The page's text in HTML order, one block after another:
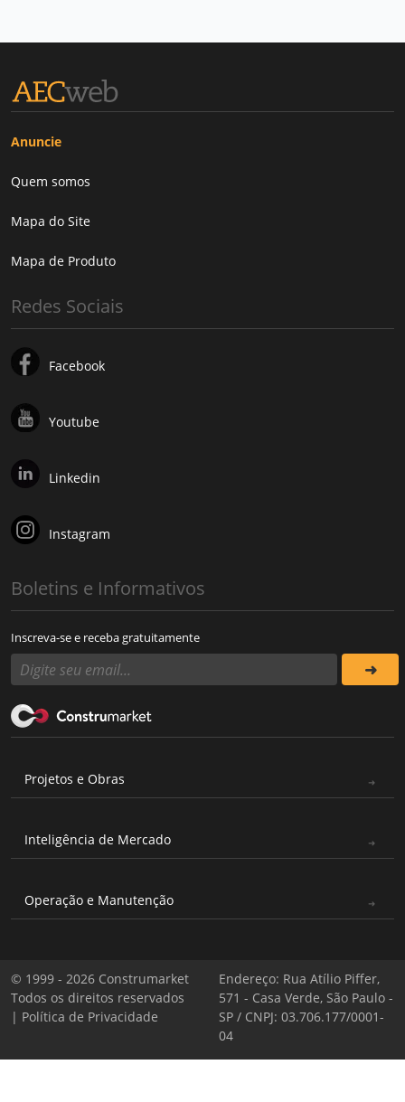
Anuncie
Quem somos
Mapa do Site
Mapa de Produto
Redes Sociais
Facebook
Youtube
Linkedin
Instagram
Boletins e Informativos
Inscreva-se e receba gratuitamente
Projetos e Obras
Inteligência de Mercado
Operação e Manutenção
© 1999 - 2026 Construmarket
Todos os direitos reservados
| Política de Privacidade
Endereço: Rua Atílio Piffer,
571 - Casa Verde, São Paulo -
SP / CNPJ: 03.706.177/0001-
04